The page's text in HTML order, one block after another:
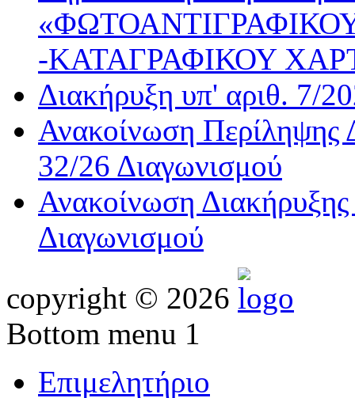
-ΚΑΤΑΓΡΑΦΙΚΟΥ
Διακήρυξη υπ' αριθ. 7/
Ανακοίνωση Περίληψης
32/26 Διαγωνισμού
Ανακοίνωση
Διαγωνισμού
copyright © 2026
Bottom menu 1
Επιμελητήριο